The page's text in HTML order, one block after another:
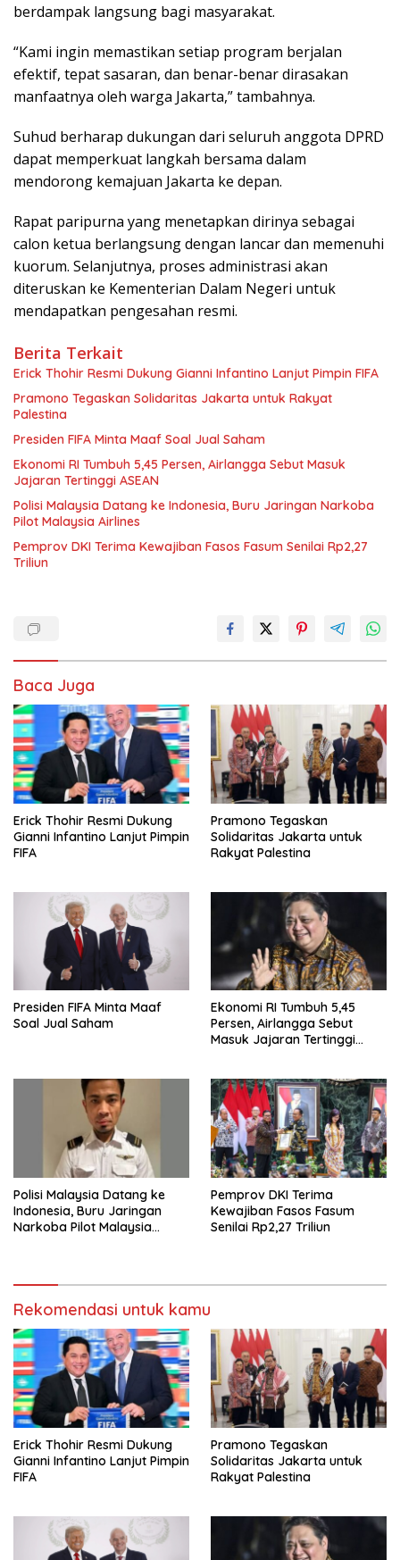
berdampak langsung bagi masyarakat.
“Kami ingin memastikan setiap program berjalan
efektif, tepat sasaran, dan benar-benar dirasakan
manfaatnya oleh warga Jakarta,” tambahnya.
Suhud berharap dukungan dari seluruh anggota DPRD
dapat memperkuat langkah bersama dalam
mendorong kemajuan Jakarta ke depan.
Rapat paripurna yang menetapkan dirinya sebagai
calon ketua berlangsung dengan lancar dan memenuhi
kuorum. Selanjutnya, proses administrasi akan
diteruskan ke Kementerian Dalam Negeri untuk
mendapatkan pengesahan resmi.
Berita Terkait
Erick Thohir Resmi Dukung Gianni Infantino Lanjut Pimpin FIFA
Pramono Tegaskan Solidaritas Jakarta untuk Rakyat
Palestina
Presiden FIFA Minta Maaf Soal Jual Saham
Ekonomi RI Tumbuh 5,45 Persen, Airlangga Sebut Masuk
Jajaran Tertinggi ASEAN
Polisi Malaysia Datang ke Indonesia, Buru Jaringan Narkoba
Pilot Malaysia Airlines
Pemprov DKI Terima Kewajiban Fasos Fasum Senilai Rp2,27
Triliun
Baca Juga
Erick Thohir Resmi Dukung
Gianni Infantino Lanjut Pimpin
FIFA
Pramono Tegaskan
Solidaritas Jakarta untuk
Rakyat Palestina
Presiden FIFA Minta Maaf
Soal Jual Saham
Ekonomi RI Tumbuh 5,45
Persen, Airlangga Sebut
Masuk Jajaran Tertinggi
Polisi Malaysia Datang ke
Indonesia, Buru Jaringan
Narkoba Pilot Malaysia
Pemprov DKI Terima
Kewajiban Fasos Fasum
Senilai Rp2,27 Triliun
Rekomendasi untuk kamu
Erick Thohir Resmi Dukung
Gianni Infantino Lanjut Pimpin
FIFA
Pramono Tegaskan
Solidaritas Jakarta untuk
Rakyat Palestina